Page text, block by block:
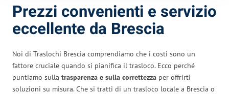
Prezzi convenienti e servizio
eccellente da Brescia
Noi di Traslochi Brescia comprendiamo che i costi sono un
fattore cruciale quando si pianifica il trasloco. Ecco perché
puntiamo sulla trasparenza e sulla correttezza per offrirti
soluzioni su misura. Che si tratti di un trasloco locale a Brescia o